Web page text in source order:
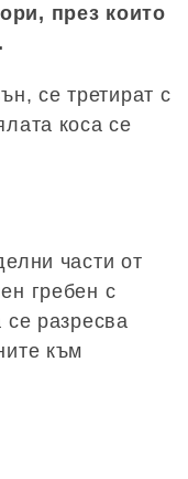
през които
се третират с
коса се
части от
гребен с
разресва
към